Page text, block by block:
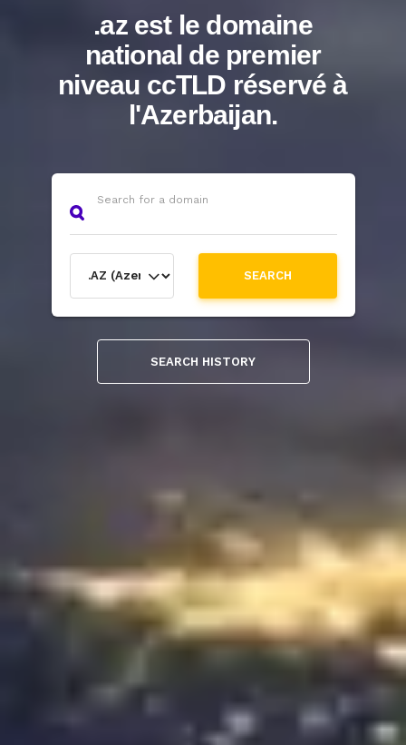
.az est le domaine
national de premier
niveau ccTLD réservé à
l'Azerbaijan.
Search for a domain
SEARCH
SEARCH HISTORY